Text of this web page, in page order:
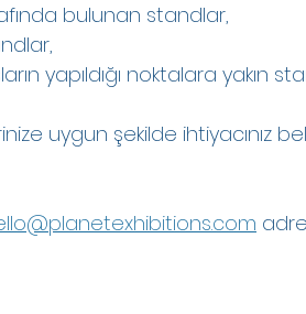
bulunan standlar,
yapıldığı noktalara yakın
uygun şekilde ihtiyacınız